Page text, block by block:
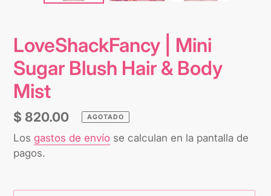
LoveShackFancy | Mini
Sugar Blush Hair & Body
Mist
Precio
habitual
$ 820.00 AGOTADO
Los gastos de envío se calculan en la pantalla de
pagos.